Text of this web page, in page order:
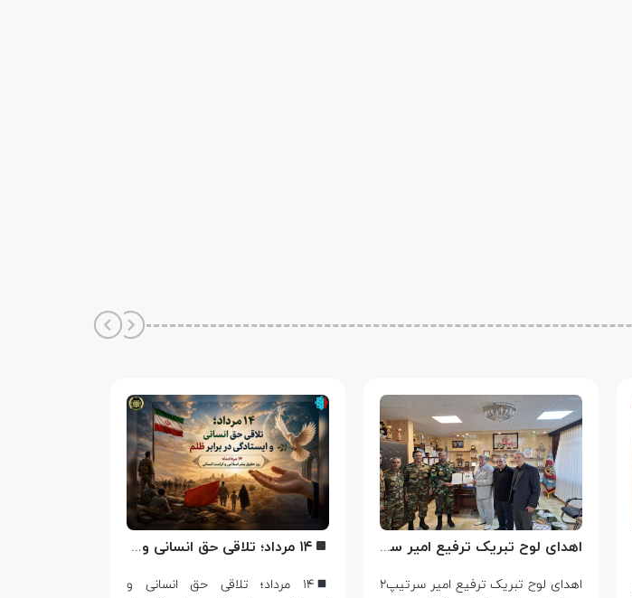
اهدای لوح تبریک ترفیع امیر سرتیپ۲ ستاد شهریار پورفضلی فرمانده تیپ ۳۶۴ شهید نصیرزاده نزاجا مستقر در مهاباد
اهدای لوح تبریک ترفیع امیر سرتیپ۲
۱۴ مرداد؛ تلاقی حق انسانی و ایستادگی در برابر ظلم
۱۴ مرداد؛ تلاقی حق انسانی و